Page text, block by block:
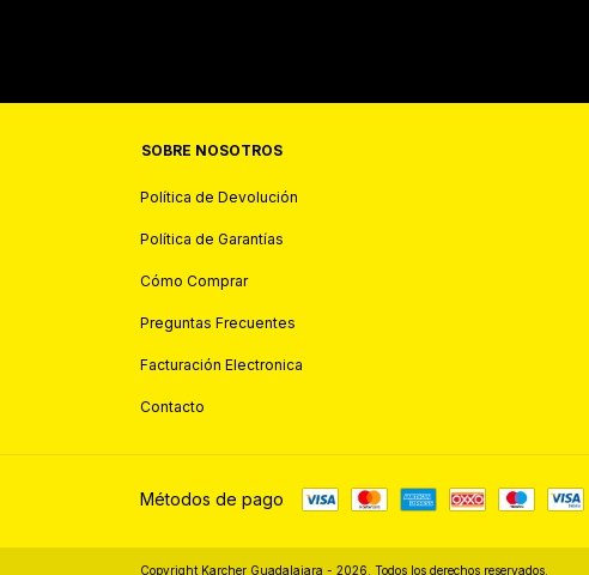
SOBRE NOSOTROS
Política de Devolución
Política de Garantías
Cómo Comprar
Preguntas Frecuentes
Facturación Electronica
Contacto
Métodos de pago
Copyright Karcher Guadalajara - 2026. Todos los derechos reservados.